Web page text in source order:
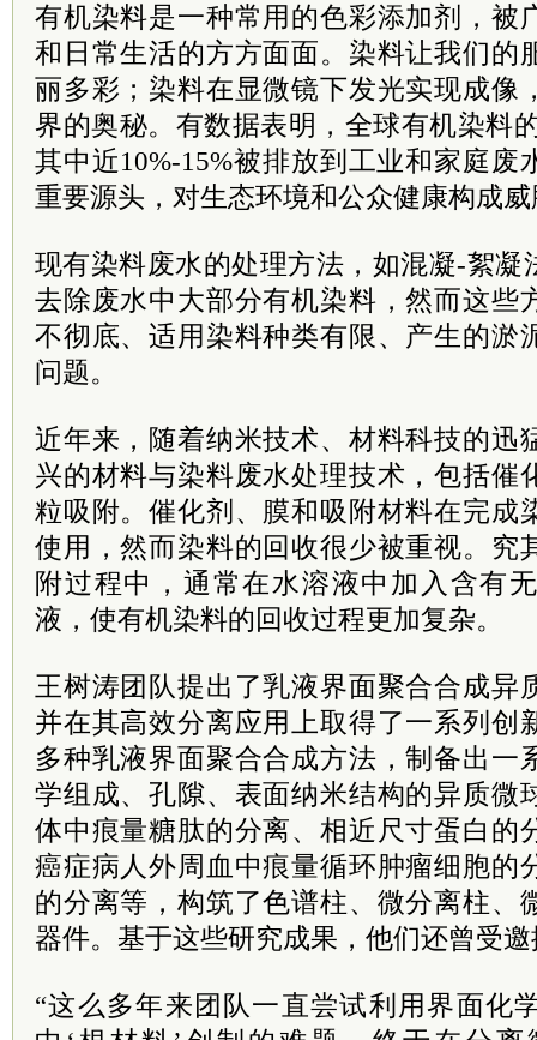
有机染料是一种常用的色彩添加剂，被
和日常生活的方方面面。染料让我们的
丽多彩；染料在显微镜下发光实现成像
界的奥秘。有数据表明，全球有机染料
其中近10%-15%被排放到工业和家庭废
重要源头，对生态环境和公众健康构成
现有染料废水的处理方法，如混凝-絮凝
去除废水中大部分有机染料，然而这些
不彻底、适用染料种类有限、产生的淤
问题。
近年来，随着纳米技术、材料科技的迅
兴的材料与染料废水处理技术，包括催
粒吸附。催化剂、膜和吸附材料在完成
使用，然而染料的回收很少被重视。究
附过程中，通常在水溶液中加入含有
液，使有机染料的回收过程更加复杂。
王树涛团队提出了乳液界面聚合合成异
并在其高效分离应用上取得了一系列创
多种乳液界面聚合合成方法，制备出一
学组成、孔隙、表面纳米结构的异质微
体中痕量糖肽的分离、相近尺寸蛋白的
癌症病人外周血中痕量循环肿瘤细胞的
的分离等，构筑了色谱柱、微分离柱、
器件。基于这些研究成果，他们还曾受
“这么多年来团队一直尝试利用界面化